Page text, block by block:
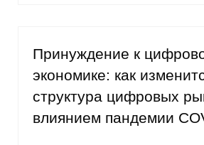
Принуждение к
экономике: как
структура цифровых
влиянием пандемии